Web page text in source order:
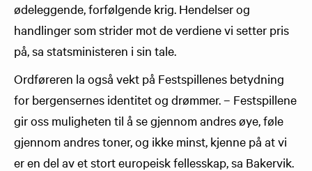
ødeleggende, forfølgende krig. Hendelser og
handlinger som strider mot de verdiene vi setter pris
på, sa statsministeren i sin tale.
Ordføreren la også vekt på Festspillenes betydning
for bergensernes identitet og drømmer. – Festspillene
gir oss muligheten til å se gjennom andres øye, føle
gjennom andres toner, og ikke minst, kjenne på at vi
er en del av et stort europeisk fellesskap, sa Bakervik.